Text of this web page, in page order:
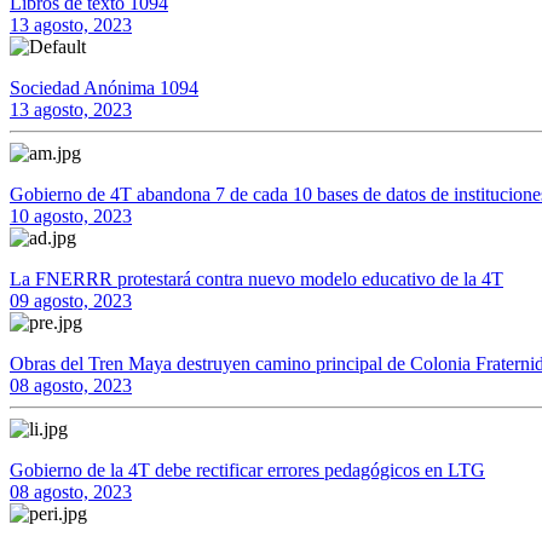
13 agosto, 2023
Sociedad Anónima 1094
13 agosto, 2023
Gobierno de 4T abandona 7 de cada 10 bases de datos de
10 agosto, 2023
La FNERRR protestará contra nuevo modelo educativo de la 4T
09 agosto, 2023
Obras del Tren Maya destruyen camino principal de Colonia
08 agosto, 2023
Gobierno de la 4T debe rectificar errores pedagógicos en LTG
08 agosto, 2023